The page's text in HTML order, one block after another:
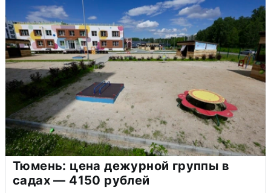
Тюмень: цена дежурной группы в
садах — 4150 рублей